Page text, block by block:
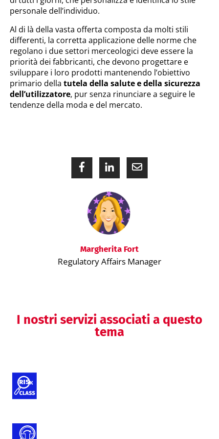
personale dell’individuo.
Al di là della vasta offerta composta da molti stili
differenti, la corretta applicazione delle norme che
regolano i due settori merceologici deve essere la
priorità dei fabbricanti, che devono progettare e
sviluppare i loro prodotti mantenendo l’obiettivo
primario della tutela della salute e della sicurezza
dell’utilizzatore, pur senza rinunciare a seguire le
tendenze della moda e del mercato.
Margherita Fort
Regulatory Affairs Manager
I nostri servizi associati a questo
tema